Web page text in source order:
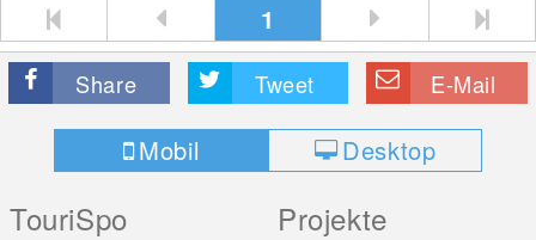
1
Share Tweet E-Mail
Mobil Desktop
TouriSpo Projekte